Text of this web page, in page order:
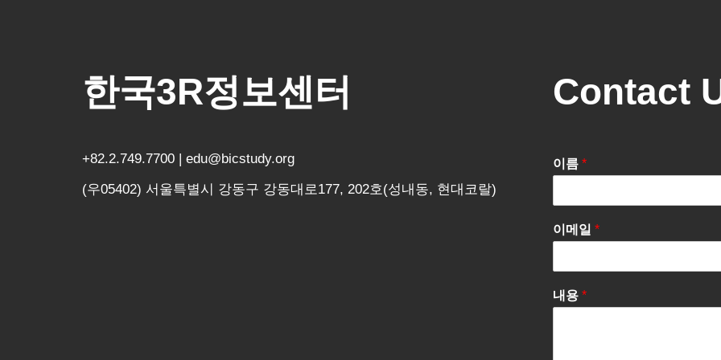
한국3R정보센터
+82.2.749.7700 | edu@bicstudy.org
(우05402) 서울특별시 강동구 강동대로177, 202호(성내동, 현대코랄)
Contact
이름 *
이메일 *
내용 *